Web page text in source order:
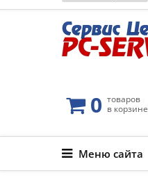
0 товаров
в корзине
Меню сайта